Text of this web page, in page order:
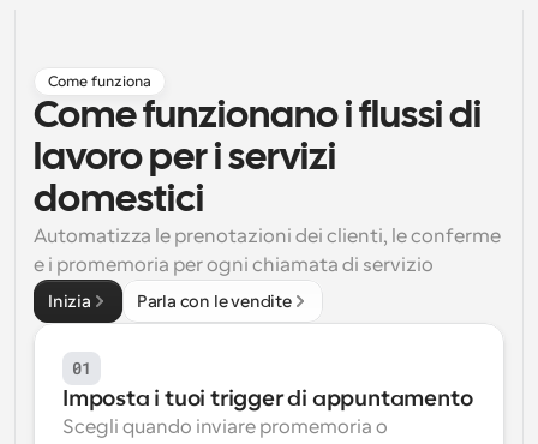
Programmazione potenziata con chiamate
supportate dall'IA
Blog
Rimani aggiornato con le ultime notizie e aggiornamenti
Riunioni Instantanee
Incontrare i clienti in pochi minuti
Link di Gruppo Dinamico
Prenota senza sforzo riunioni con più persone
Webhook
Ricevi una notifica quando succede qualcosa
Come funziona
Come funzionano i flussi di
lavoro per i servizi
domestici
Automatizza le prenotazioni dei clienti, le conferme
e i promemoria per ogni chiamata di servizio
Inizia Parla con le vendite
01
Imposta i tuoi trigger di appuntamento
Scegli quando inviare promemoria o